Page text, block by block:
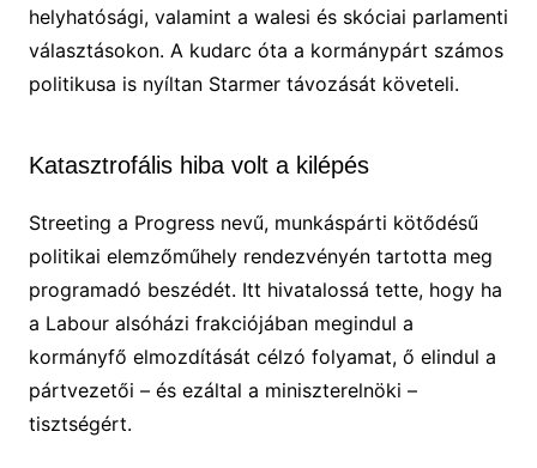
helyhatósági, valamint a walesi és skóciai parlamenti
választásokon. A kudarc óta a kormánypárt számos
politikusa is nyíltan Starmer távozását követeli.
Katasztrofális hiba volt a kilépés
Streeting a Progress nevű, munkáspárti kötődésű
politikai elemzőműhely rendezvényén tartotta meg
programadó beszédét. Itt hivatalossá tette, hogy ha
a Labour alsóházi frakciójában megindul a
kormányfő elmozdítását célzó folyamat, ő elindul a
pártvezetői – és ezáltal a miniszterelnöki –
tisztségért.